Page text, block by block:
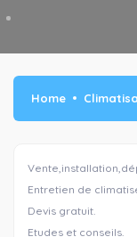
Home
Entretien de
Devis gratuit.
Etudes et conseils.